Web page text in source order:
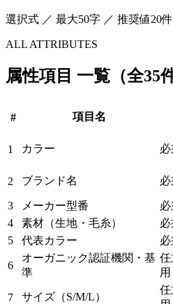
選択式 ／ 最大50字 ／ 推奨値20件
ALL ATTRIBUTES
属性項目 一覧（全35件
# 項目名
1 カラー
2 ブランド名
3 メーカー型番
4
素材（生地・毛糸）
5
代表カラー
6
オーガニック認証機関・基
準
任
用
7 サイズ（S/M/L）
任